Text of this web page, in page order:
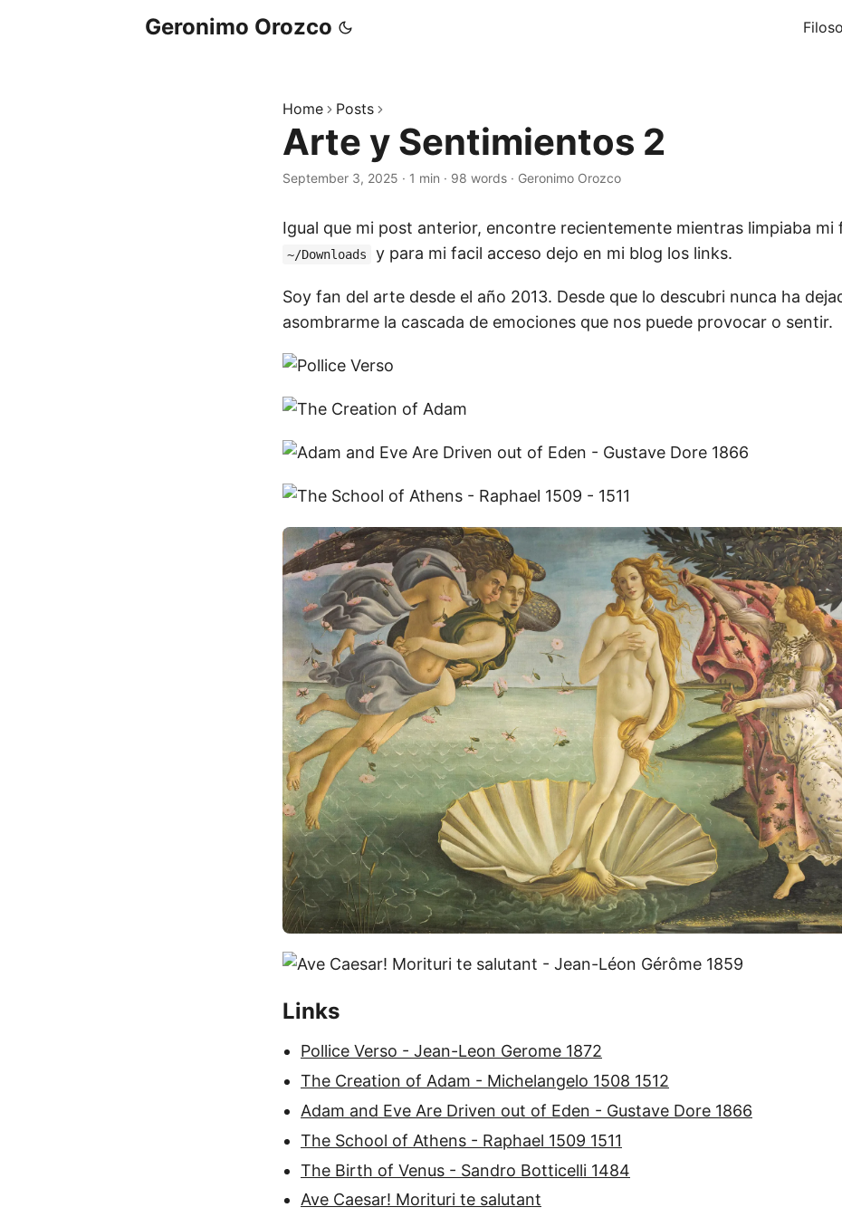
Geronimo Orozco
Home Posts
Arte y Sentimientos 2
September 3, 2025 · 1 min · 98 words · Geronimo Orozco
Igual que mi post anterior, encontre recientemente mientras limpiaba mi
~/Downloads y para mi facil acceso dejo en mi blog los links.
Soy fan del arte desde el año 2013. Desde que lo descubri nunca ha
asombrarme la cascada de emociones que nos puede provocar o sentir.
Links
Pollice Verso - Jean-Leon Gerome 1872
The Creation of Adam - Michelangelo 1508 1512
Adam and Eve Are Driven out of Eden - Gustave Dore 1866
The School of Athens - Raphael 1509 1511
The Birth of Venus - Sandro Botticelli 1484
Ave Caesar! Morituri te salutant